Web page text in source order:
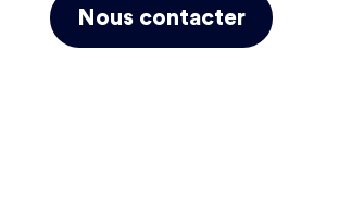
Nous contacter